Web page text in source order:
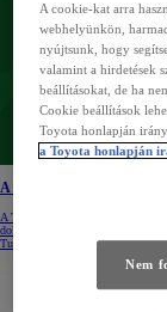
A Toyota zöld filozófiája
A Toyota zöld filozófiája:
dokumentumokból.
Tudjon meg többet
A cookie-kat arra
webhelyünkön,
nyújtsunk, hogy
valamint a hirdetések
beállításokat, de ha
Cookie beállítások
Toyota honlapján
a Toyota honlapján
Nem